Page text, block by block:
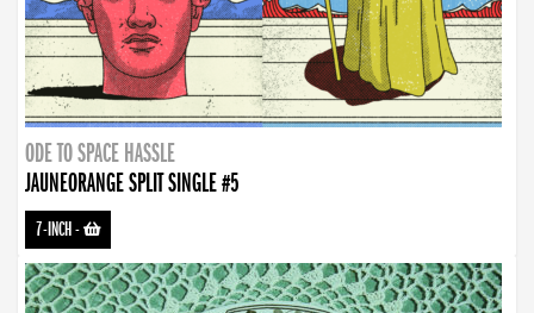
ODE TO SPACE HASSLE
JAUNEORANGE SPLIT SINGLE #5
7-INCH-